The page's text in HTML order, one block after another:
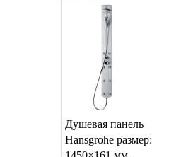
Душевая панель
Hansgrohe размер: